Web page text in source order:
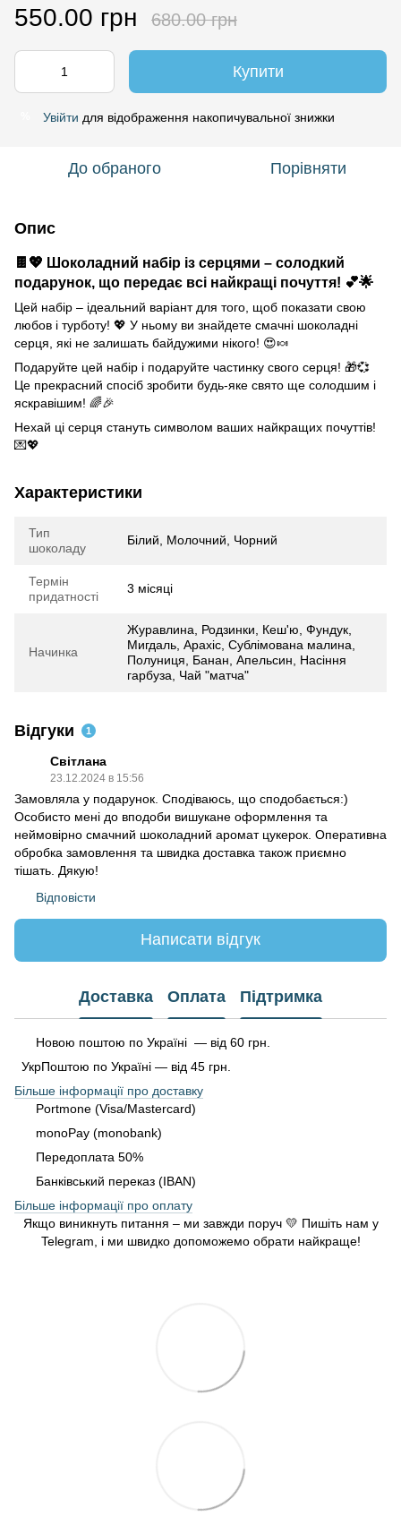
550.00 грн 680.00 грн
Купити
Увійти для відображення накопичувальної знижки
До обраного Порівняти
Опис
🍫💖 Шоколадний набір із серцями – солодкий
подарунок, що передає всі найкращі почуття! 💕🌟
Цей набір – ідеальний варіант для того, щоб показати свою
любов і турботу! 💖 У ньому ви знайдете смачні шоколадні
серця, які не залишать байдужими нікого! 😍🍬
Подаруйте цей набір і подаруйте частинку свого серця! 🎁💞
Це прекрасний спосіб зробити будь-яке свято ще солодшим і
яскравішим! 🌈🎉
Нехай ці серця стануть символом ваших найкращих почуттів!
💌💖
Характеристики
Тип
шоколаду
Білий, Молочний, Чорний
Термін
придатності
3 місяці
Начинка
Журавлина, Родзинки, Кеш'ю, Фундук,
Мигдаль, Арахіс, Сублімована малина,
Полуниця, Банан, Апельсин, Насіння
гарбуза, Чай "матча"
Відгуки 1
Світлана
23.12.2024 в 15:56
Замовляла у подарунок. Сподіваюсь, що сподобається:)
Особисто мені до вподоби вишукане оформлення та
неймовірно смачний шоколадний аромат цукерок. Оперативна
обробка замовлення та швидка доставка також приємно
тішать. Дякую!
Відповісти
Написати відгук
Доставка Оплата Підтримка
Новою поштою по Україні — від 60 грн.
УкрПоштою по Україні — від 45 грн.
Більше інформації про доставку
Portmone (Visa/Mastercard)
monoPay (monobank)
Передоплата 50%
Банківський переказ (IBAN)
Більше інформації про оплату
Якщо виникнуть питання – ми завжди поруч 💛 Пишіть нам у
Telegram, і ми швидко допоможемо обрати найкраще!